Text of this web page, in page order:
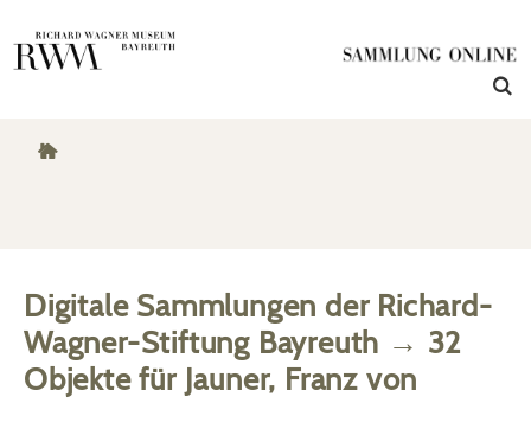
Digitale Sammlungen der Richard-
Wagner-Stiftung Bayreuth → 32
Objektefür Jauner, Franz von